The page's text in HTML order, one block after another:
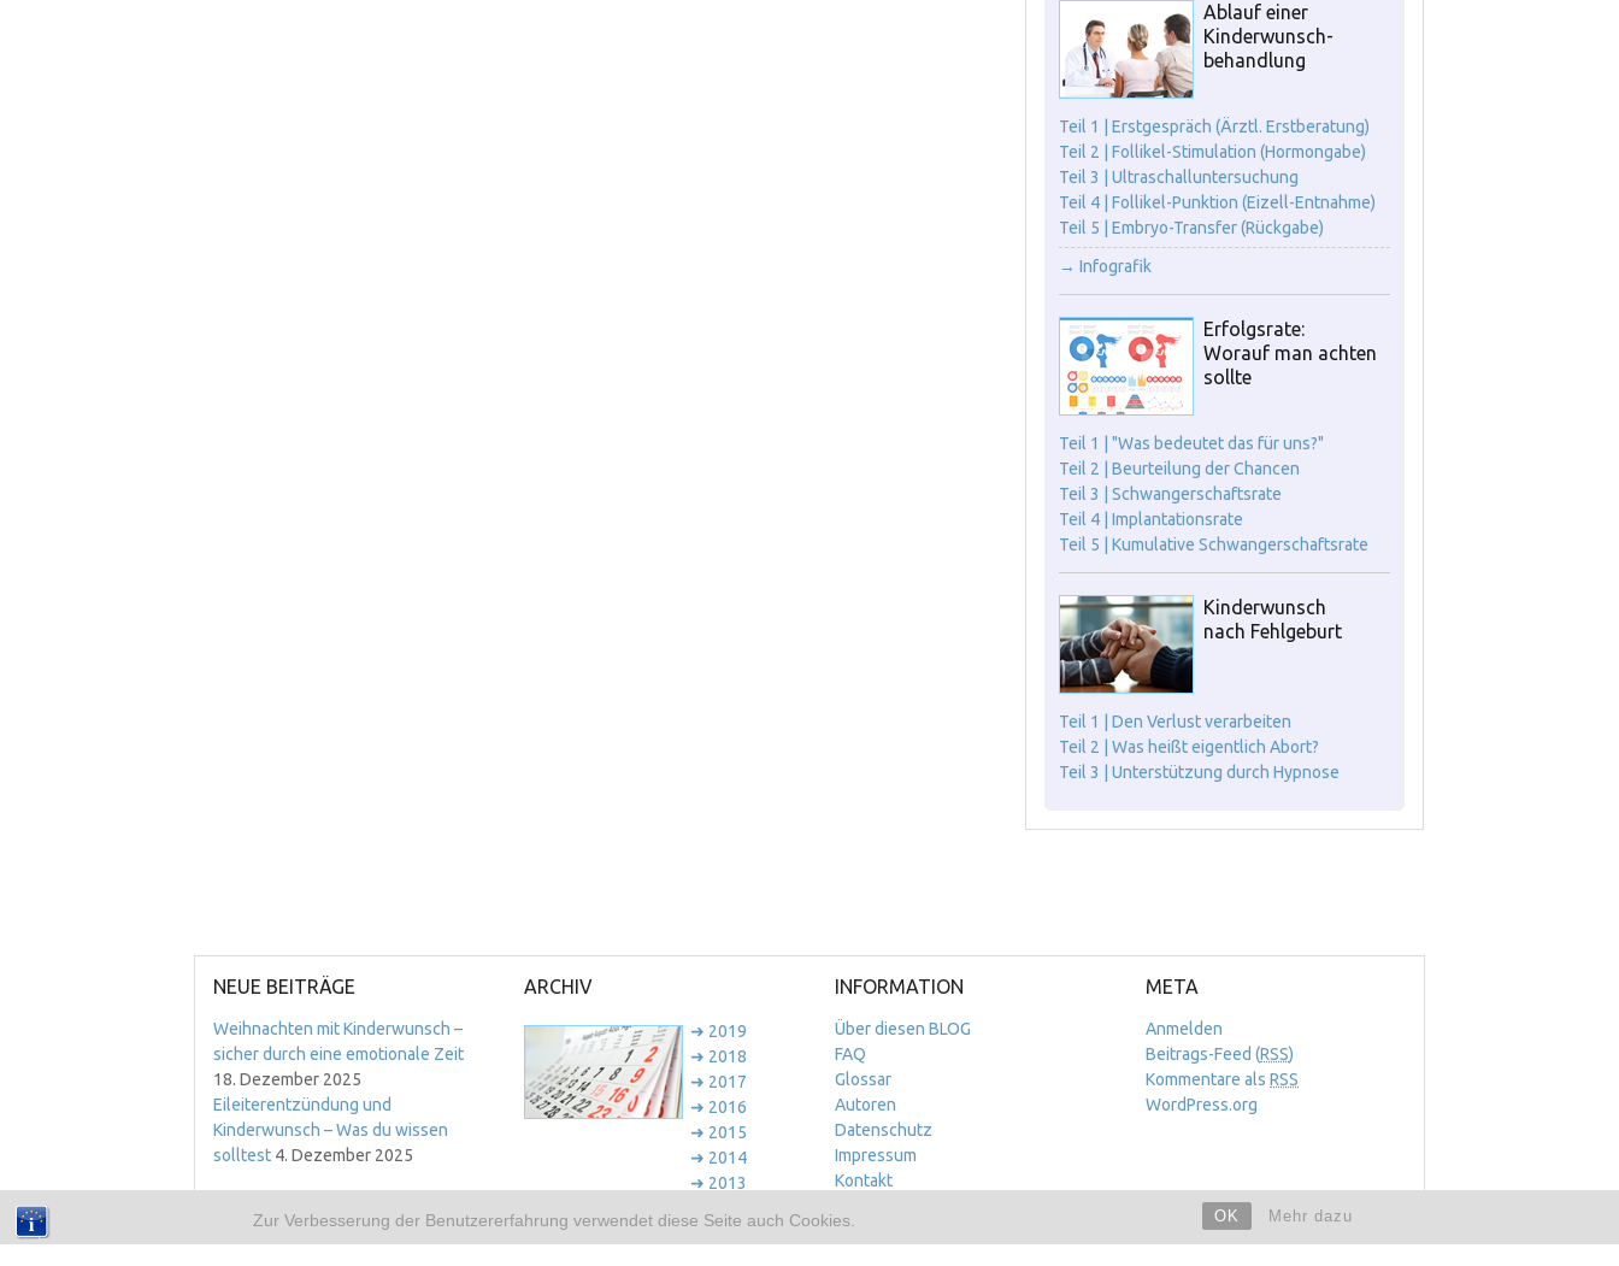
Zur Verbesserung der Benutzererfahrung verwendet diese Seite auch Cookies. OK Mehr dazu
Ablauf einer
Kinderwunsch-
behandlung
Teil 1 | Erstgespräch (Ärztl. Erstberatung)
Teil 2 | Follikel-Stimulation (Hormongabe)
Teil 3 | Ultraschalluntersuchung
Teil 4 | Follikel-Punktion (Eizell-Entnahme)
Teil 5 | Embryo-Transfer (Rückgabe)
→ Infografik
Erfolgsrate:
Worauf man achten
sollte
Teil 1 | "Was bedeutet das für uns?"
Teil 2 | Beurteilung der Chancen
Teil 3 | Schwangerschaftsrate
Teil 4 | Implantationsrate
Teil 5 | Kumulative Schwangerschaftsrate
Kinderwunsch
nach Fehlgeburt
Teil 1 | Den Verlust verarbeiten
Teil 2 | Was heißt eigentlich Abort?
Teil 3 | Unterstützung durch Hypnose
NEUE BEITRÄGE
Weihnachten mit Kinderwunsch –
sicher durch eine emotionale Zeit
18. Dezember 2025
Eileiterentzündung und
Kinderwunsch – Was du wissen
solltest 4. Dezember 2025
ARCHIV
➜ 2019
➜ 2018
➜ 2017
➜ 2016
➜ 2015
➜ 2014
➜ 2013
INFORMATION
Über diesen BLOG
FAQ
Glossar
Autoren
Datenschutz
Impressum
Kontakt
META
Anmelden
Beitrags-Feed (RSS)
Kommentare alsRSS
WordPress.org